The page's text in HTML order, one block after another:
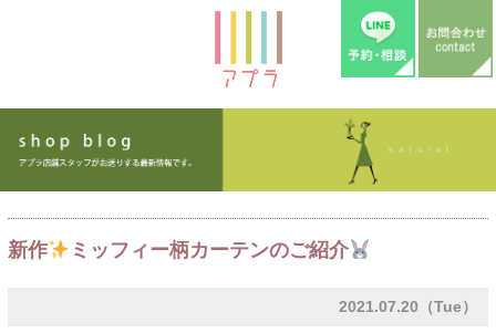
新作 ミッフィー柄カーテンのご紹介
2021.07.20（Tue）